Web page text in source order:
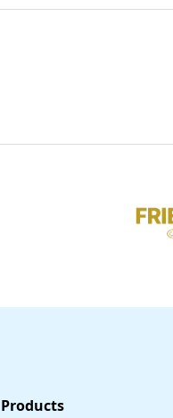
​Products